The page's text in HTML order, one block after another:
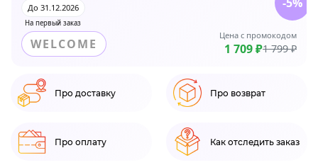
На первый заказ
До 31.12.2026
WELCOME
Цена с промокодом
1 709 ₽1 799 ₽
-5%
Про доставку Про возврат
Про оплату Как отследить заказ